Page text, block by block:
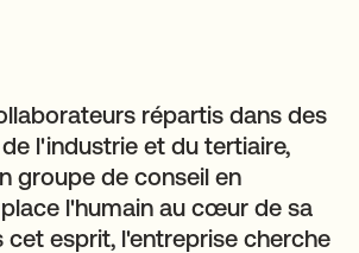
répartis dans des
l'industrie et du tertiaire,
groupe de conseil en
l'humain au cœur de sa
cet esprit, l'entreprise cherche